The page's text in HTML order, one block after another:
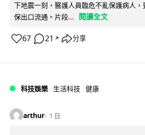
下地震一刻，醫護人員臨危不亂保護病人，
保出口流通。片段...
閱讀全文
67 21 ↗ 分享
科技娛樂 生活科技 健康
arthur 1 日